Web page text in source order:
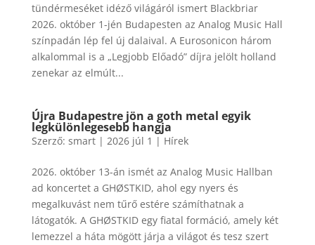
tündérmeséket idéző világáról ismert Blackbriar
2026. október 1-jén Budapesten az Analog Music Hall
színpadán lép fel új dalaival. A Eurosonicon három
alkalommal is a „Legjobb Előadó” díjra jelölt holland
zenekar az elmúlt...
Újra Budapestre jön a goth metal egyik
legkülönlegesebb hangja
Szerző: smart| 2026 júl 1 | Hírek
2026. október 13-án ismét az Analog Music Hallban
ad koncertet a GHØSTKID, ahol egy nyers és
megalkuvást nem tűrő estére számíthatnak a
látogatók. A GHØSTKID egy fiatal formáció, amely két
lemezzel a háta mögött járja a világot és tesz szert